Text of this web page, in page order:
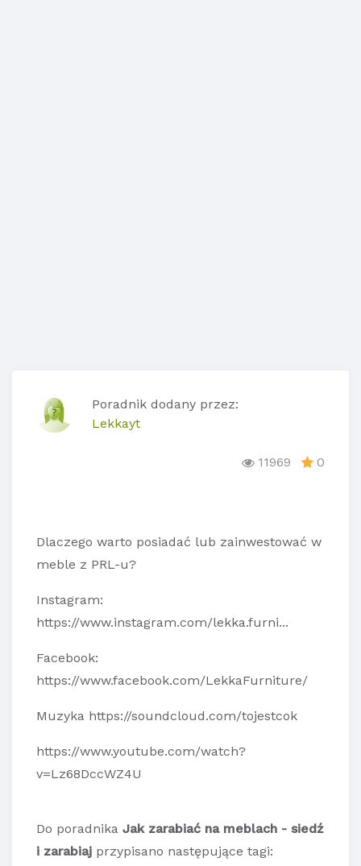
Poradnik dodany przez:
Lekkayt
11969 0
Dlaczego warto posiadać lub zainwestować w
meble z PRL-u?
Instagram:
https://www.instagram.com/lekka.furni...
Facebook:
https://www.facebook.com/LekkaFurniture/
Muzyka https://soundcloud.com/tojestcok
https://www.youtube.com/watch?
v=Lz68DccWZ4U
Do poradnika Jak zarabiać na meblach - siedź
i zarabiaj przypisano następujące tagi: